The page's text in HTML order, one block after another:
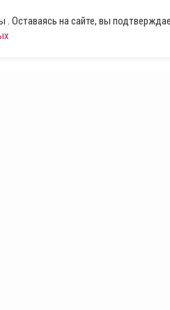
Оставаясь на сайте, вы